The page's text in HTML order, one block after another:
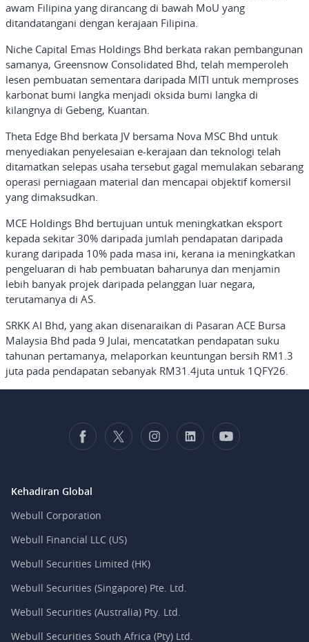
awam Filipina yang dirancang di bawah MoU yang
ditandatangani dengan kerajaan Filipina.
Niche Capital Emas Holdings Bhd berkata rakan pembangunan
samanya, Greensnow Consolidated Bhd, telah memperoleh
lesen pembuatan sementara daripada MITI untuk memproses
karbonat bumi langka menjadi oksida bumi langka di
kilangnya di Gebeng, Kuantan.
Theta Edge Bhd berkata JV bersama Nova MSC Bhd untuk
menyediakan penyelesaian e-kerajaan dan teknologi telah
ditamatkan selepas usaha tersebut gagal memulakan sebarang
operasi perniagaan material dan mencapai objektif komersil
yang dimaksudkan.
MCE Holdings Bhd bertujuan untuk meningkatkan eksport
kepada sekitar 30% daripada jumlah pendapatan daripada
kurang daripada 10% pada masa ini, kerana ia meningkatkan
pengeluaran di hab pembuatan baharunya dan menjamin
lebih banyak projek daripada pelanggan luar negara,
terutamanya di AS.
SRKK AI Bhd, yang akan disenaraikan di Pasaran ACE Bursa
Malaysia Bhd pada 9 Julai, mencatatkan pendapatan suku
tahunan pertamanya, melaporkan keuntungan bersih RM1.3
juta pada pendapatan sebanyak RM31.4juta untuk 1QFY26.
Kehadiran Global
Webull Corporation
Webull Financial LLC (US)
Webull Securities Limited (HK)
Webull Securities (Singapore) Pte. Ltd.
Webull Securities (Australia) Pty. Ltd.
Webull Securities South Africa (Pty) Ltd.